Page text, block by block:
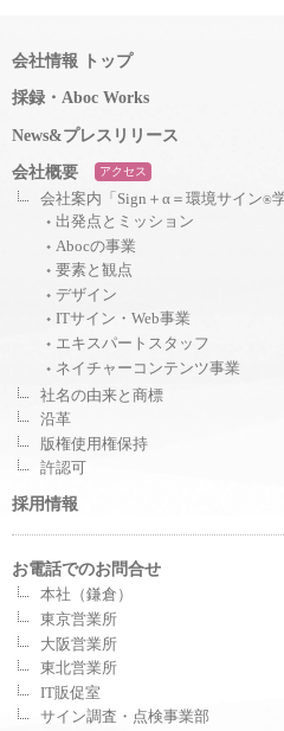
会社情報 トップ
採録・Aboc Works
News&プレスリリース
会社概要
アクセス
会社案内「Sign＋α＝環境サイン®
出発点とミッション
Abocの事業
要素と観点
デザイン
ITサイン・Web事業
エキスパートスタッフ
ネイチャーコンテンツ事業
社名の由来と商標
沿革
版権使用権保持
許認可
採用情報
お電話でのお問合せ
本社（鎌倉）
東京営業所
大阪営業所
東北営業所
IT販促室
サイン調査・点検事業部